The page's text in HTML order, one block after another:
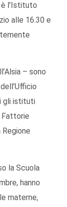
l’Istituto
alle 16.30 e
– sono
gli istituti
Fattorie
la Scuola
hanno
materne,